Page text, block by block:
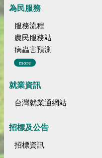
為民服務
服務流程
農民服務站
病蟲害預測
more
就業資訊
台灣就業通網站
招標及公告
招標資訊